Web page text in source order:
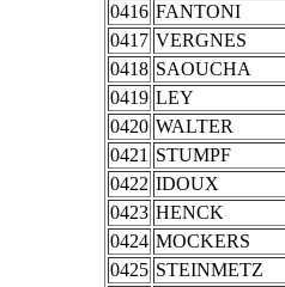
0416 FANTONI
0417 VERGNES
0418 SAOUCHA
0419 LEY
0420 WALTER
0421 STUMPF
0422 IDOUX
0423 HENCK
0424 MOCKERS
0425 STEINMETZ